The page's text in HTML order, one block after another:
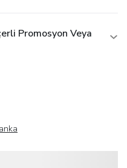
Promosyon Veya